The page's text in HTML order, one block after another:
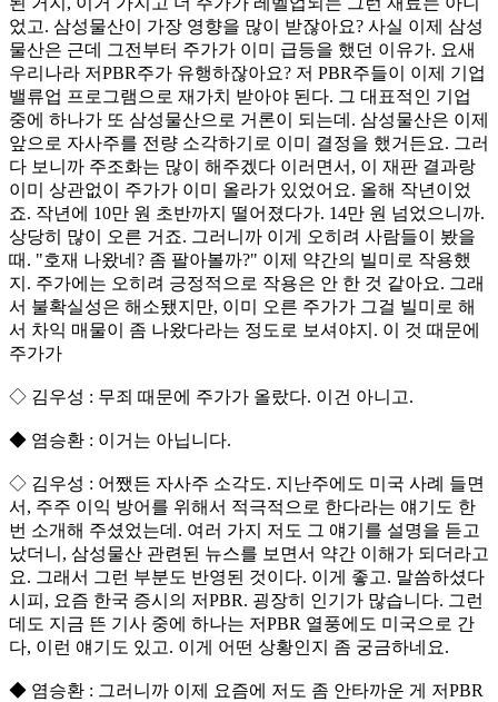
었고. 삼성물산이 가장 영향을 많이 받잖아요? 사실 이제 삼성
물산은 근데 그전부터 주가가 이미 급등을 했던 이유가. 요새
우리나라 저PBR주가 유행하잖아요? 저 PBR주들이 이제 기업
밸류업 프로그램으로 재가치 받아야 된다. 그 대표적인 기업
중에 하나가 또 삼성물산으로 거론이 되는데. 삼성물산은 이제
앞으로 자사주를 전량 소각하기로 이미 결정을 했거든요. 그러
다 보니까 주조화는 많이 해주겠다 이러면서, 이 재판 결과랑
이미 상관없이 주가가 이미 올라가 있었어요. 올해 작년이었
죠. 작년에 10만 원 초반까지 떨어졌다가. 14만 원 넘었으니까.
상당히 많이 오른 거죠. 그러니까 이게 오히려 사람들이 봤을
때. "호재 나왔네? 좀 팔아볼까?" 이제 약간의 빌미로 작용했
지. 주가에는 오히려 긍정적으로 작용은 안 한 것 같아요. 그래
서 불확실성은 해소됐지만, 이미 오른 주가가 그걸 빌미로 해
서 차익 매물이 좀 나왔다라는 정도로 보셔야지. 이 것 때문에
주가가
◇ 김우성 : 무죄 때문에 주가가 올랐다. 이건 아니고.
◆ 염승환 : 이거는 아닙니다.
◇ 김우성 : 어쨌든 자사주 소각도. 지난주에도 미국 사례 들면
서, 주주 이익 방어를 위해서 적극적으로 한다라는 얘기도 한
번 소개해 주셨었는데. 여러 가지 저도 그 얘기를 설명을 듣고
났더니, 삼성물산 관련된 뉴스를 보면서 약간 이해가 되더라고
요. 그래서 그런 부분도 반영된 것이다. 이게 좋고. 말씀하셨다
시피, 요즘 한국 증시의 저PBR. 굉장히 인기가 많습니다. 그런
데도 지금 뜬 기사 중에 하나는 저PBR 열풍에도 미국으로 간
다, 이런 얘기도 있고. 이게 어떤 상황인지 좀 궁금하네요.
◆ 염승환 : 그러니까 이제 요즘에 저도 좀 안타까운 게 저PBR